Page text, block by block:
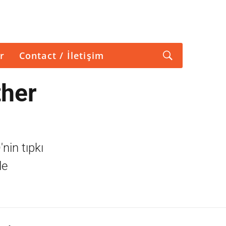
Contact / İletişim
tıpkı